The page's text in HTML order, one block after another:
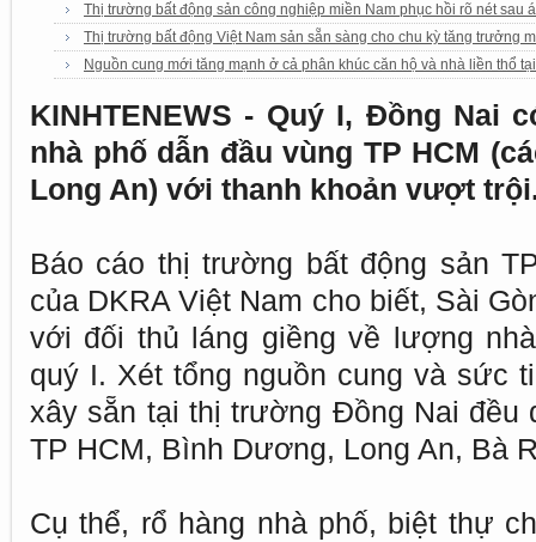
Thị trường bất động sản công nghiệp miền Nam phục hồi rõ nét sau
Thị trường bất động Việt Nam sản sẵn sàng cho chu kỳ tăng trưởng
Nguồn cung mới tăng mạnh ở cả phân khúc căn hộ và nhà liền thổ
KINHTENEWS - Quý I, Đồng Nai
nhà phố dẫn đầu vùng TP HCM
Long An) với thanh khoản vượt
Báo cáo thị trường bất động sản
của DKRA Việt Nam cho biết, Sài
với đối thủ láng giềng về lượng
quý I. Xét tổng nguồn cung và sức
xây sẵn tại thị trường Đồng Nai đều
TP HCM, Bình Dương, Long An, Bà
Cụ thể, rổ hàng nhà phố, biệt thự